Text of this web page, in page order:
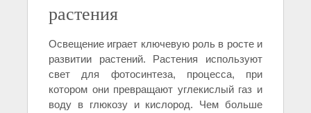
растения
Освещение играет ключевую роль в росте и
развитии растений. Растения используют
свет для фотосинтеза, процесса, при
котором они превращают углекислый газ и
воду в глюкозу и кислород. Чем больше